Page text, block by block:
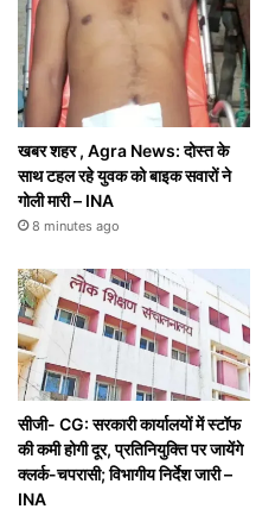
खबर शहर , Agra News: दोस्त के
साथ टहल रहे युवक को बाइक सवारों ने
गोली मारी – INA
8 minutes ago
सीजी- CG: सरकारी कार्यालयों में स्टॉफ
की कमी होगी दूर, प्रतिनियुक्ति पर जायेंगे
क्लर्क-चपरासी; विभागीय निर्देश जारी –
INA